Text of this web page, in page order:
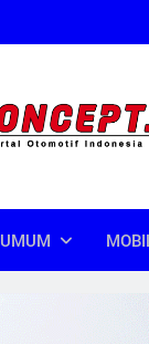
UMUM